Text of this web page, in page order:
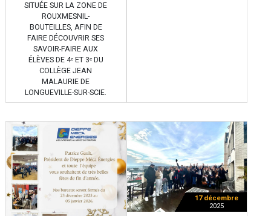
SITUÉE SUR LA ZONE DE
ROUXMESNIL-
BOUTEILLES, AFIN DE
FAIRE DÉCOUVRIR SES
SAVOIR-FAIRE AUX
ÉLÈVES DE 4ᵉ ET 3ᵉ DU
COLLÈGE JEAN
MALAURIE DE
LONGUEVILLE-SUR-SCIE.
17 décembre
2025